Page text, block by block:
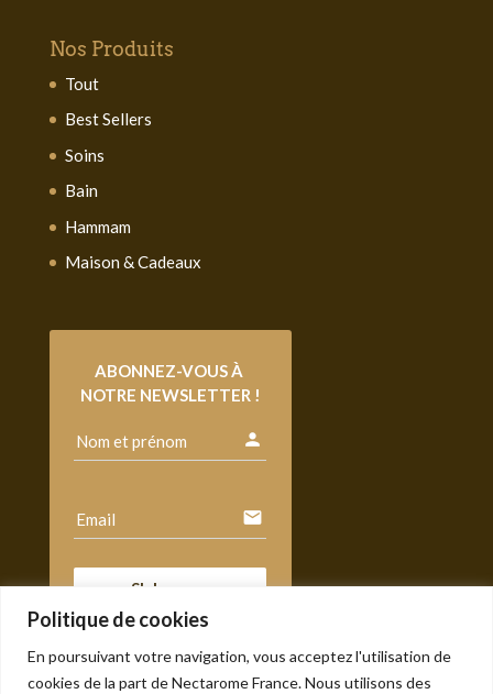
Politique de cookies
En poursuivant votre navigation, vous acceptez l'utilisation de
cookies de la part de Nectarome France. Nous utilisons des
Nos Produits
Tout
Best Sellers
Soins
Bain
Hammam
Maison & Cadeaux
ABONNEZ-VOUS À
NOTRE NEWSLETTER !
Nom et prénom person
Email email
S'abonner